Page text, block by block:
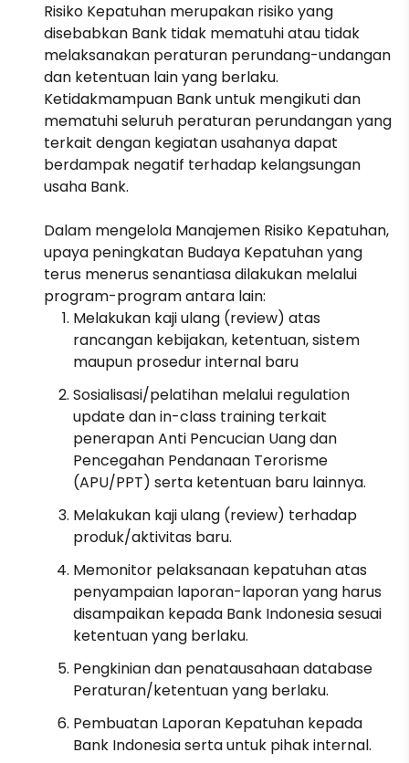
Risiko Kepatuhan merupakan risiko yang
disebabkan Bank tidak mematuhi atau tidak
melaksanakan peraturan perundang-undangan
dan ketentuan lain yang berlaku.
Ketidakmampuan Bank untuk mengikuti dan
mematuhi seluruh peraturan perundangan yang
terkait dengan kegiatan usahanya dapat
berdampak negatif terhadap kelangsungan
usaha Bank.
Dalam mengelola Manajemen Risiko Kepatuhan,
upaya peningkatan Budaya Kepatuhan yang
terus menerus senantiasa dilakukan melalui
program-program antara lain:
Melakukan kaji ulang (review) atas
rancangan kebijakan, ketentuan, sistem
maupun prosedur internal baru
Sosialisasi/pelatihan melalui regulation
update dan in-class training terkait
penerapan Anti Pencucian Uang dan
Pencegahan Pendanaan Terorisme
(APU/PPT) serta ketentuan baru lainnya.
Melakukan kaji ulang (review) terhadap
produk/aktivitas baru.
Memonitor pelaksanaan kepatuhan atas
penyampaian laporan-laporan yang harus
disampaikan kepada Bank Indonesia sesuai
ketentuan yang berlaku.
Pengkinian dan penatausahaan database
Peraturan/ketentuan yang berlaku.
Pembuatan Laporan Kepatuhan kepada
Bank Indonesia serta untuk pihak internal.